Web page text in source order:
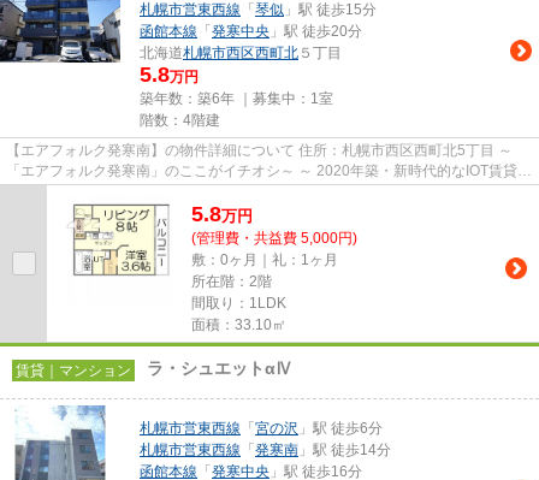
札幌市営東西線 「 琴似 」駅 徒歩15分
函館本線 「 発寒中央 」駅 徒歩20分
北海道札幌市西区西町北 ５丁目
5.8万円
築年数：築6年 ｜募集中： 1室
階数：4階建
【エアフォルク発寒南】の物件詳細について 住所：札幌市西区西町北5丁目 ～
「エアフォルク発寒南」のここがイチオシ～ ～ 2020年築・新時代的なIOT賃貸の
5.8万円
(管理費・共益費 5,000円)
敷：0ヶ月｜礼：1ヶ月
所在階：2階
間取り：1LDK
面積：33.10㎡
賃貸｜マンション ラ・シュエットαⅣ
札幌市営東西線 「 宮の沢 」駅 徒歩6分
札幌市営東西線 「 発寒南 」駅 徒歩14分
函館本線 「 発寒中央 」駅 徒歩16分